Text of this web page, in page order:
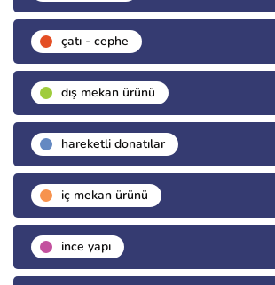
çatı - cephe
dış mekan ürünü
hareketli donatılar
i̇ç mekan ürünü
i̇nce yapı